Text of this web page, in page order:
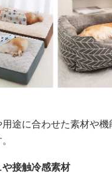
途に合わせた素材や
接触冷感素材